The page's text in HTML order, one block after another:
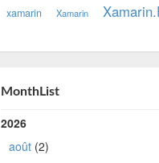
xamarin Xamarin
MonthList
2026
août(2)